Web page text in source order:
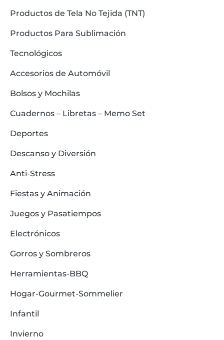
Productos de Tela No Tejida (TNT)
Productos Para Sublimación
Tecnológicos
Accesorios de Automóvil
Bolsos y Mochilas
Cuadernos – Libretas – Memo Set
Deportes
Descanso y Diversión
Anti-Stress
Fiestas y Animación
Juegos y Pasatiempos
Electrónicos
Gorros y Sombreros
Herramientas-BBQ
Hogar-Gourmet-Sommelier
Infantil
Invierno